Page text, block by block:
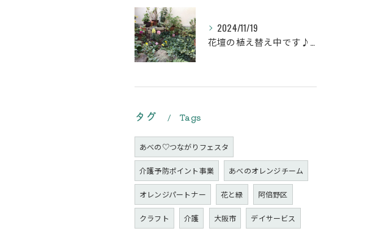
2024/11/19
花壇の植え替え中です♪綺麗な緑の花壇になりますように。
タグ Tags
あべの♡つながりフェスタ
介護予防ポイント事業 あべのオレンジチーム
オレンジパートナー 花と緑 阿倍野区
クラフト 介護 大阪市 デイサービス